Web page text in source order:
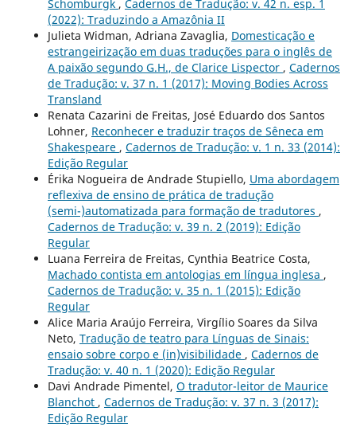
Schomburgk , Cadernos de Tradução: v. 42 n. esp. 1
(2022): Traduzindo a Amazônia II
Julieta Widman, Adriana Zavaglia, Domesticação e
estrangeirização em duas traduções para o inglês de
A paixão segundo G.H., de Clarice Lispector , Cadernos
de Tradução: v. 37 n. 1 (2017): Moving Bodies Across
Transland
Renata Cazarini de Freitas, José Eduardo dos Santos
Lohner, Reconhecer e traduzir traços de Sêneca em
Shakespeare , Cadernos de Tradução: v. 1 n. 33 (2014):
Edição Regular
Érika Nogueira de Andrade Stupiello, Uma abordagem
reflexiva de ensino de prática de tradução
(semi-)automatizada para formação de tradutores ,
Cadernos de Tradução: v. 39 n. 2 (2019): Edição
Regular
Luana Ferreira de Freitas, Cynthia Beatrice Costa,
Machado contista em antologias em língua inglesa ,
Cadernos de Tradução: v. 35 n. 1 (2015): Edição
Regular
Alice Maria Araújo Ferreira, Virgílio Soares da Silva
Neto, Tradução de teatro para Línguas de Sinais:
ensaio sobre corpo e (in)visibilidade , Cadernos de
Tradução: v. 40 n. 1 (2020): Edição Regular
Davi Andrade Pimentel, O tradutor-leitor de Maurice
Blanchot , Cadernos de Tradução: v. 37 n. 3 (2017):
Edição Regular